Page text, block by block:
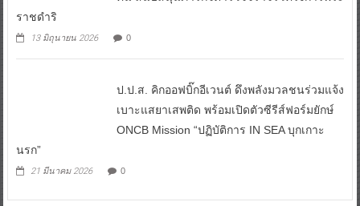
ราชดำริ
13 มิถุนายน 2026 0
ป.ป.ส. คิกออฟบิ๊กอีเวนต์ ดึงพลังมวลชนร่วมแจ้ง
เบาะแสยาเสพติด พร้อมเปิดตัวซีรีส์ฟอร์มยักษ์
ONCB Mission “ปฏิบัติการ IN SEA บุกเกาะ
นรก”
21 มีนาคม 2026 0